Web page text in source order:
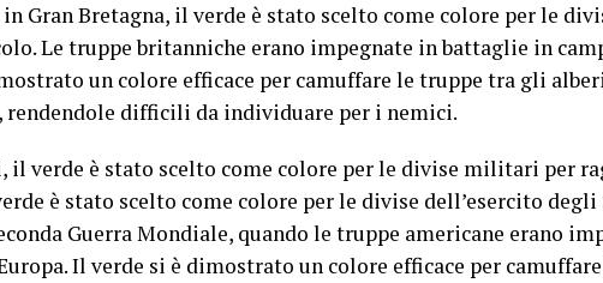
Gran Bretagna, il verde è stato scelto come colore per le
Le truppe britanniche erano impegnate in battaglie in
un colore efficace per camuffare le truppe tra gli
rendendole difficili da individuare per i nemici.
il verde è stato scelto come colore per le divise militari per
è stato scelto come colore per le divise dell’esercito
Guerra Mondiale, quando le truppe americane erano
Il verde si è dimostrato un colore efficace per